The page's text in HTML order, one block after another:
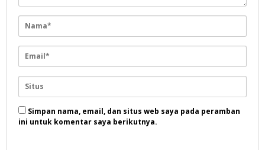
Simpan nama, email, dan situs web saya pada peramban
ini untuk komentar saya berikutnya.